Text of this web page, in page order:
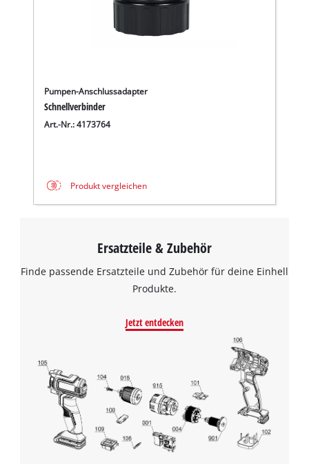
Pumpen-Anschlussadapter
Schnellverbinder
Art.-Nr.: 4173764
Produkt vergleichen
Ersatzteile & Zubehör
Finde passende Ersatzteile und Zubehör für deine Einhell
Produkte.
Jetzt entdecken